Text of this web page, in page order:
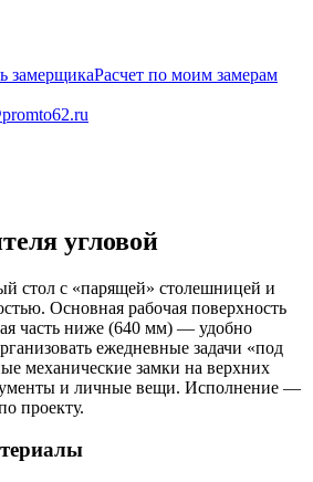
замерщикаРасчет по моим замерам
угловой
стол с «парящей» столешницей и
Основная рабочая поверхность
часть ниже (640 мм) — удобно
ежедневные задачи «под
механические замки на верхних
и личные вещи. Исполнение —
проекту.